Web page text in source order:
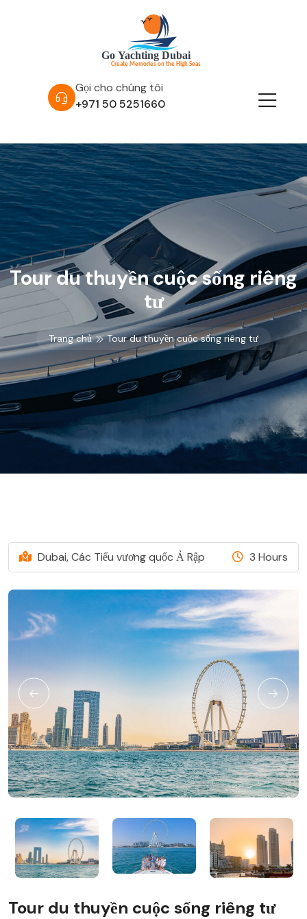
Gọi cho chúng tôi
+971 50 5251660
Tour du thuyền cuộc sống riêng
tư
Trang chủ Tour du thuyền cuộc sống riêng tư
Dubai, Các Tiểu vương quốc Ả Rập 3 Hours
Tour du thuyền cuộc sống riêng tư